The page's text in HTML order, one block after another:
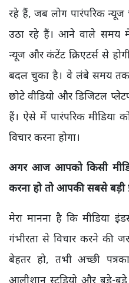
रहे हैं, जब लोग पारंपरिक
उठा रहे हैं। आने वाले समय
न्यूज और कंटेंट क्रिएटर्स से
बदल चुका है। वे लंबे समय
छोटे वीडियो और डिजिटल
हैं। ऐसे में पारंपरिक मीडिया
विचार करना होगा।
अगर आज आपको किसी
करना हो तो आपकी सबसे बड़ी
मेरा मानना है कि मीडिया
गंभीरता से विचार करने की
बेहतर हो, तभी अच्छी
आलीशान स्टूडियो और बड़े-